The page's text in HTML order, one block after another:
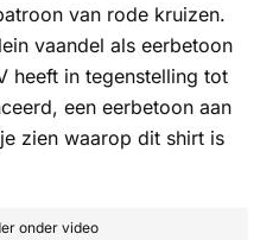
van rode kruizen.
vaandel als eerbetoon
heeft in tegenstelling tot
een eerbetoon aan
zien waarop dit shirt is
onder video